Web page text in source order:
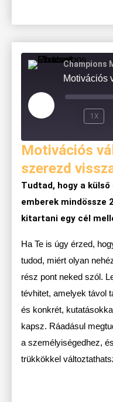
Champions
1X
Motivációs
szerezd
Tudtad, hogy a
emberek mindössze
kitartani egy cél
Ha Te is úgy érzed,
tudod, miért olyan
rész pont neked szól.
tévhitet, amelyek távol
és konkrét,
kapsz. Ráadásul
a személyiségedhez,
trükkökkel